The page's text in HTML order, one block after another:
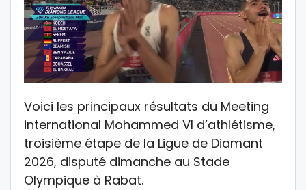
Voici les principaux résultats du Meeting
international Mohammed VI d’athlétisme,
troisième étape de la Ligue de Diamant
2026, disputé dimanche au Stade
Olympique à Rabat.